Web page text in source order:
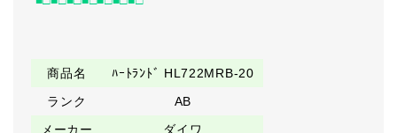
商品名
ﾊｰﾄﾗﾝﾄﾞ HL722MRB-20
ランク
AB
メーカー
ダイワ